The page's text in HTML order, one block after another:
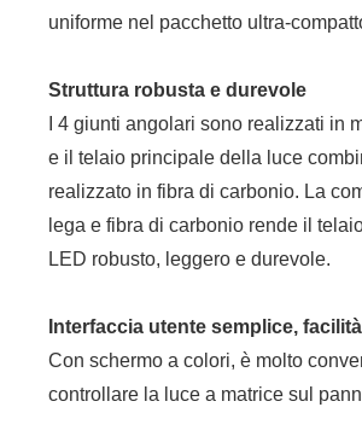
uniforme nel pacchetto ultra-
Struttura robusta e durevole
I 4 giunti angolari sono realizzati in
e il telaio principale della luce
realizzato in fibra di carbonio. La
lega e fibra di carbonio rende il
LED robusto, leggero e durevole.
Interfaccia utente semplice,
Con schermo a colori, è molto
controllare la luce a matrice sul